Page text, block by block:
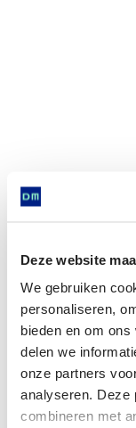
Deze website
We gebruiken
personaliseren,
bieden en om
delen we
onze partners
analyseren. Deze
combineren met
Chris Lebeau
Portrait of Sof